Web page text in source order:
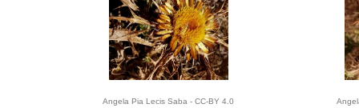
Angela Pia Lecis Saba - CC-BY 4.0